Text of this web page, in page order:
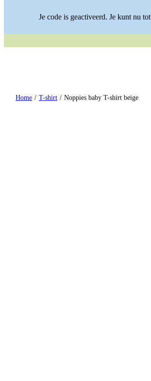
Je code is geactiveerd. Je kunt nu tot
Home / T-shirt / Noppies baby T-shirt beige